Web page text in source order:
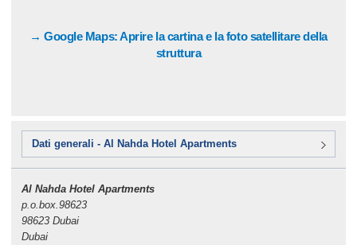
→ Google Maps: Aprire la cartina e la foto satellitare della
struttura
Dati generali - Al Nahda Hotel Apartments
Al Nahda Hotel Apartments
p.o.box.98623
98623 Dubai
Dubai